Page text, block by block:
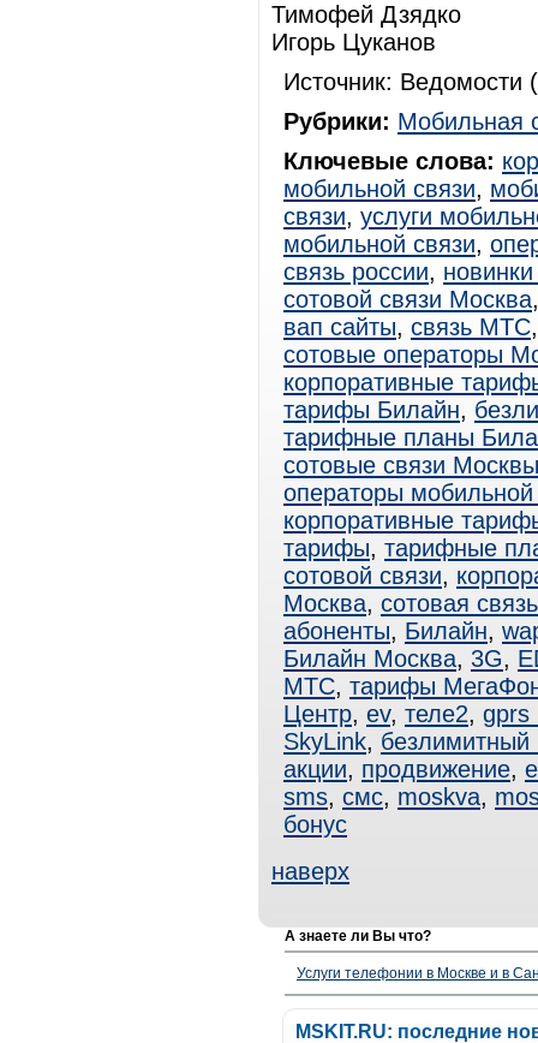
Тимофей Дзядко
Игорь Цуканов
Источник: Ведомости (
Рубрики: Мобильная
Ключевые слова:
мобильной связи,
связи, услуги
мобильной связи,
связь россии,
сотовой связи Москва
вап сайты, связь МТС
сотовые операторы
корпоративные
тарифы Билайн,
тарифные планы
сотовые связи Москвы
операторы мобильной
корпоративные
тарифы, тарифные
сотовой связи,
Москва, сотовая
абоненты, Билайн,
Билайн Москва, 3G,
МТС, тарифы
Центр, ev, теле2, gprs
SkyLink, безлимитный
акции, продвижение,
sms, смс, moskva,
бонус
наверх
А знаете ли Вы что?
Услуги телефонии в Москве и в
MSKIT.RU: последние